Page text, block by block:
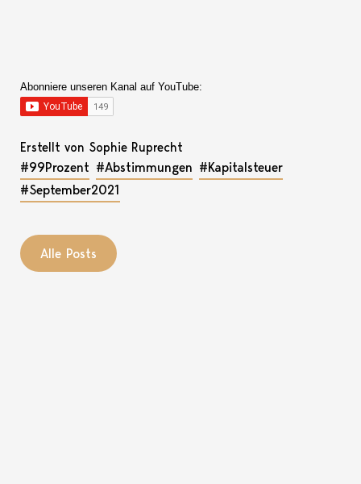
Abonniere unseren Kanal auf YouTube:
Erstellt von Sophie Ruprecht
#99Prozent #Abstimmungen #Kapitalsteuer
#September2021
Alle Posts